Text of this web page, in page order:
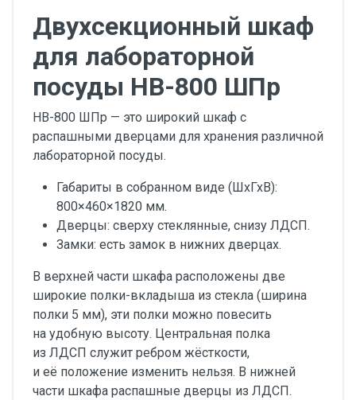
Двухсекционный шкаф
для лабораторной
посуды НВ-800 ШПр
НВ-800 ШПр — это широкий шкаф с
распашными дверцами для хранения различной
лабораторной посуды.
Габариты в собранном виде (ШхГхВ):
800×460×1820 мм.
Дверцы: сверху стеклянные, снизу ЛДСП.
Замки: есть замок в нижних дверцах.
В верхней части шкафа расположены две
широкие полки-вкладыша из стекла (ширина
полки 5 мм), эти полки можно повесить
на удобную высоту. Центральная полка
из ЛДСП служит ребром жёсткости,
и её положение изменить нельзя. В нижней
части шкафа распашные дверцы из ЛДСП.